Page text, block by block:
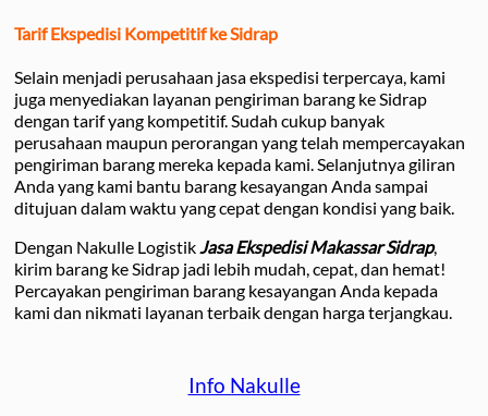
Tarif Ekspedisi Kompetitif ke Sidrap
Selain menjadi perusahaan jasa ekspedisi terpercaya, kami
juga menyediakan layanan pengiriman barang ke Sidrap
dengan tarif yang kompetitif. Sudah cukup banyak
perusahaan maupun perorangan yang telah mempercayakan
pengiriman barang mereka kepada kami. Selanjutnya giliran
Anda yang kami bantu barang kesayangan Anda sampai
ditujuan dalam waktu yang cepat dengan kondisi yang baik.
Dengan Nakulle LogistikJasa Ekspedisi Makassar Sidrap,
kirim barang ke Sidrap jadi lebih mudah, cepat, dan hemat!
Percayakan pengiriman barang kesayangan Anda kepada
kami dan nikmati layanan terbaik dengan harga terjangkau.
Info Nakulle